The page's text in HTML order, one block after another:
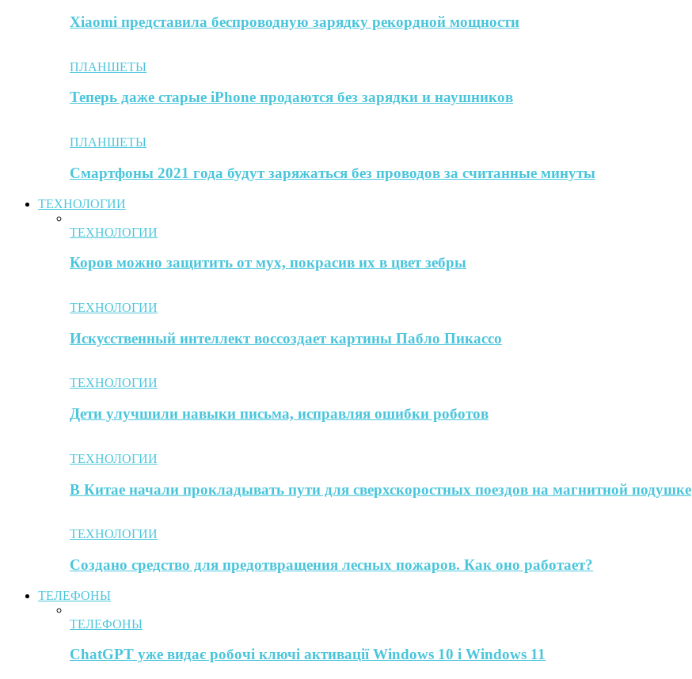
Xiaomi представила беспроводную зарядку рекордной мощности
ПЛАНШЕТЫ
Теперь даже старые iPhone продаются без зарядки и наушников
ПЛАНШЕТЫ
Смартфоны 2021 года будут заряжаться без проводов за считанные минуты
ТЕХНОЛОГИИ
ТЕХНОЛОГИИ
Коров можно защитить от мух, покрасив их в цвет зебры
ТЕХНОЛОГИИ
Искусственный интеллект воссоздает картины Пабло Пикассо
ТЕХНОЛОГИИ
Дети улучшили навыки письма, исправляя ошибки роботов
ТЕХНОЛОГИИ
В Китае начали прокладывать пути для сверхскоростных поездов на магнитной подушке
ТЕХНОЛОГИИ
Создано средство для предотвращения лесных пожаров. Как оно работает?
ТЕЛЕФОНЫ
ТЕЛЕФОНЫ
ChatGPT уже видає робочі ключі активації Windows 10 і Windows 11